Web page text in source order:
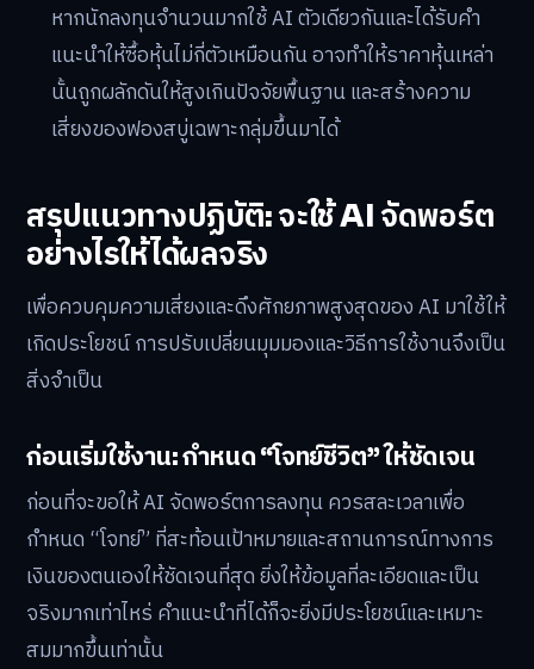
หากนักลงทุนจำนวนมากใช้ AI ตัวเดียวกันและได้รับคำ
แนะนำให้ซื้อหุ้นไม่กี่ตัวเหมือนกัน อาจทำให้ราคาหุ้นเหล่า
นั้นถูกผลักดันให้สูงเกินปัจจัยพื้นฐาน และสร้างความ
เสี่ยงของฟองสบู่เฉพาะกลุ่มขึ้นมาได้
สรุปแนวทางปฏิบัติ: จะใช้ AI จัดพอร์ต
อย่างไรให้ได้ผลจริง
เพื่อควบคุมความเสี่ยงและดึงศักยภาพสูงสุดของ AI มาใช้ให้
เกิดประโยชน์ การปรับเปลี่ยนมุมมองและวิธีการใช้งานจึงเป็น
สิ่งจำเป็น
ก่อนเริ่มใช้งาน: กำหนด “โจทย์ชีวิต” ให้ชัดเจน
ก่อนที่จะขอให้ AI จัดพอร์ตการลงทุน ควรสละเวลาเพื่อ
กำหนด “โจทย์” ที่สะท้อนเป้าหมายและสถานการณ์ทางการ
เงินของตนเองให้ชัดเจนที่สุด ยิ่งให้ข้อมูลที่ละเอียดและเป็น
จริงมากเท่าไหร่ คำแนะนำที่ได้ก็จะยิ่งมีประโยชน์และเหมาะ
สมมากขึ้นเท่านั้น